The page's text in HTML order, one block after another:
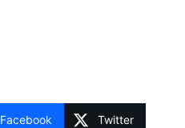
Facebook Twitter